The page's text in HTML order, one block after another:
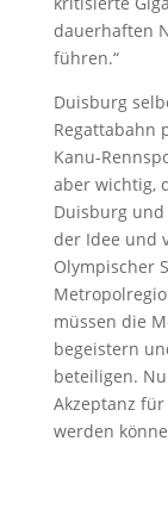
dauerhaften
führen.“
Duisburg
Regattabahn
Kanu-
aber wichtig,
Duisburg und
der Idee und
Olympischer
müssen die
begeistern
beteiligen.
Akzeptanz
werden